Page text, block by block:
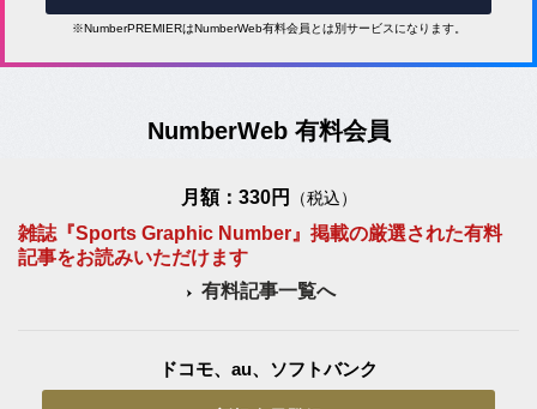
※NumberPREMIERはNumberWeb有料会員とは別サービスになります。
NumberWeb 有料会員
月額：330円 （税込）
雑誌『Sports Graphic Number』掲載の厳選された有料
記事をお読みいただけます
有料記事一覧へ
ドコモ、au、ソフトバンク